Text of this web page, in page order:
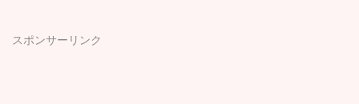
スポンサーリンク